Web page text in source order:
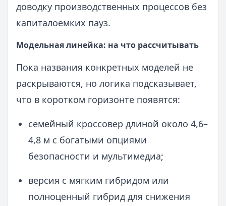
доводку производственных процессов без
капиталоемких пауз.
Модельная линейка: на что рассчитывать
Пока названия конкретных моделей не
раскрываются, но логика подсказывает,
что в коротком горизонте появятся:
семейный кроссовер длиной около 4,6–
4,8 м с богатыми опциями
безопасности и мультимедиа;
версия с мягким гибридом или
полноценный гибрид для снижения